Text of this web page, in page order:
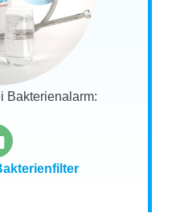
Bakterienalarm: